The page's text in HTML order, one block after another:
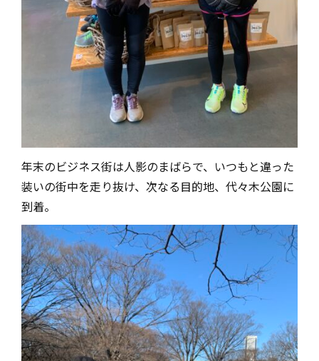
年末のビジネス街は人影のまばらで、いつもと違った
装いの街中を走り抜け、次なる目的地、代々木公園に
到着。